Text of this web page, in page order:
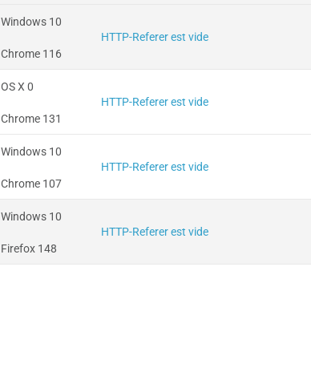
Windows 10
Chrome 116
HTTP-Referer est vide
OS X 0
Chrome 131
HTTP-Referer est vide
Windows 10
Chrome 107
HTTP-Referer est vide
Windows 10
Firefox 148
HTTP-Referer est vide